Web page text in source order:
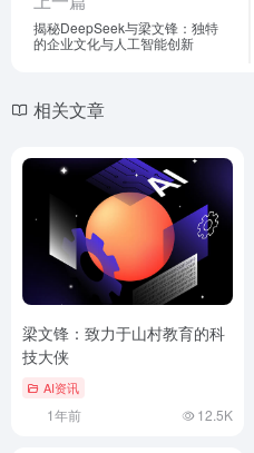
揭秘DeepSeek与梁文锋：独特
的企业文化与人工智能创新
相关文章
梁文锋：致力于山村教育的科
技大侠
AI资讯
1年前 12.5K